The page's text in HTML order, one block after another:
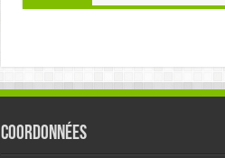
Coordonnées